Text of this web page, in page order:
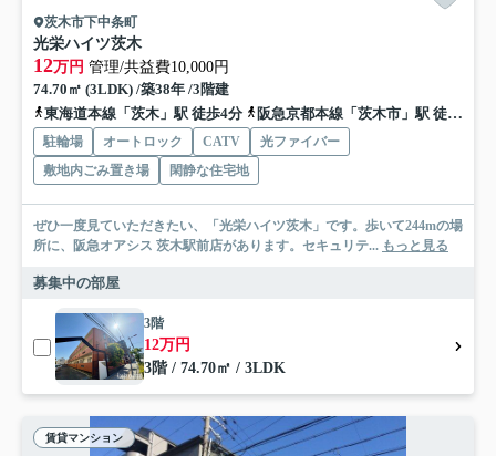
茨木市下中条町
光栄ハイツ茨木
12万円 管理/共益費10,000円
74.70㎡ (3LDK) /築38年 /3階建
東海道本線「茨木」駅 徒歩4分
阪急京都本線「茨木市」駅 徒歩15分
駐輪場 オートロック CATV
光ファイバー
敷地内ごみ置き場
閑静な住宅地
ぜひ一度見ていただきたい、「光栄ハイツ茨木」です。歩いて244mの場
所に、阪急オアシス 茨木駅前店があります。セキュリテ... もっと見る
募集中の部屋
3階
12万円
3階 / 74.70㎡ / 3LDK
賃貸マンション